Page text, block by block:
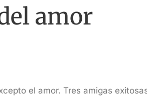
amor
el amor. Tres amigas